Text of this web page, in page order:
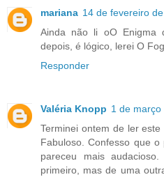
mariana 14 de fevereiro
Ainda não li oO Enigma
depois, é lógico, lerei O
Responder
Valéria Knopp 1 de março
Terminei ontem de ler
Fabuloso. Confesso que
pareceu mais
primeiro, mas de uma